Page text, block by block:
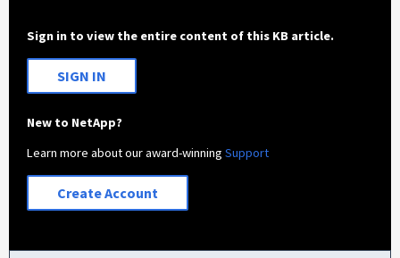
Sign in to view the entire content of this KB article.
SIGN IN
New to NetApp?
Learn more about our award-winningSupport
Create Account